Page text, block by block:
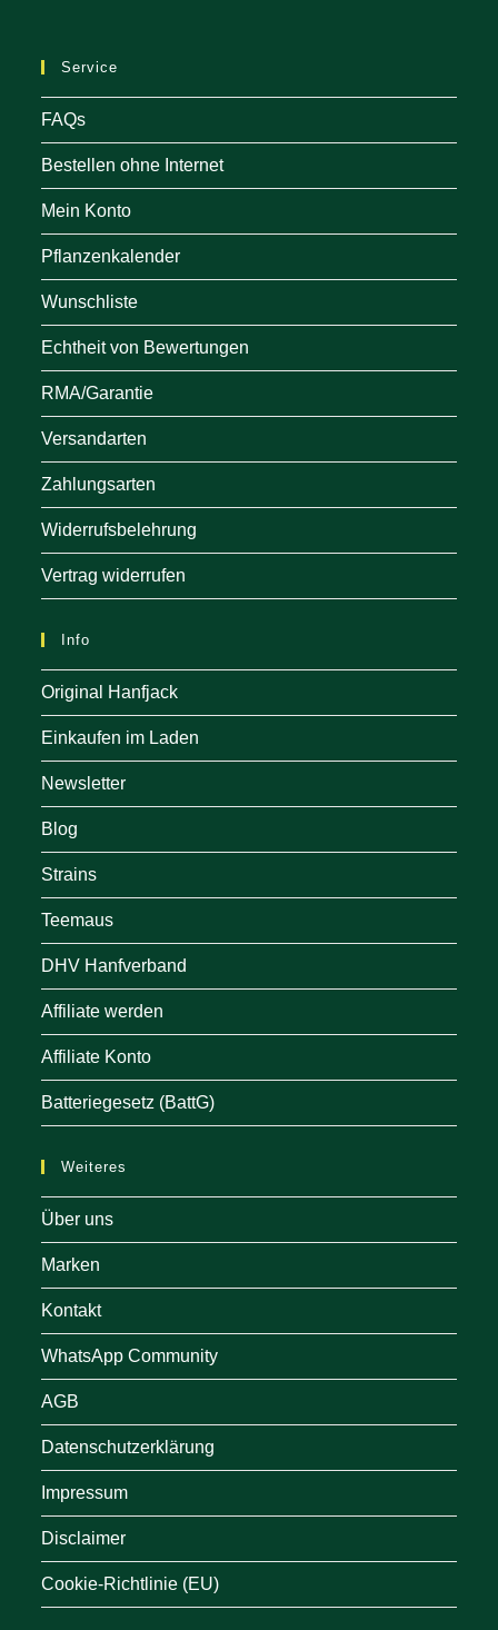
Service
FAQs
Bestellen ohne Internet
Mein Konto
Pflanzenkalender
Wunschliste
Echtheit von Bewertungen
RMA/Garantie
Versandarten
Zahlungsarten
Widerrufsbelehrung
Vertrag widerrufen
Info
Original Hanfjack
Einkaufen im Laden
Newsletter
Blog
Strains
Teemaus
DHV Hanfverband
Affiliate werden
Affiliate Konto
Batteriegesetz (BattG)
Weiteres
Über uns
Marken
Kontakt
WhatsApp Community
AGB
Datenschutzerklärung
Impressum
Disclaimer
Cookie-Richtlinie (EU)